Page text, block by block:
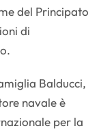
del Principato
di
Balducci,
navale è
per la